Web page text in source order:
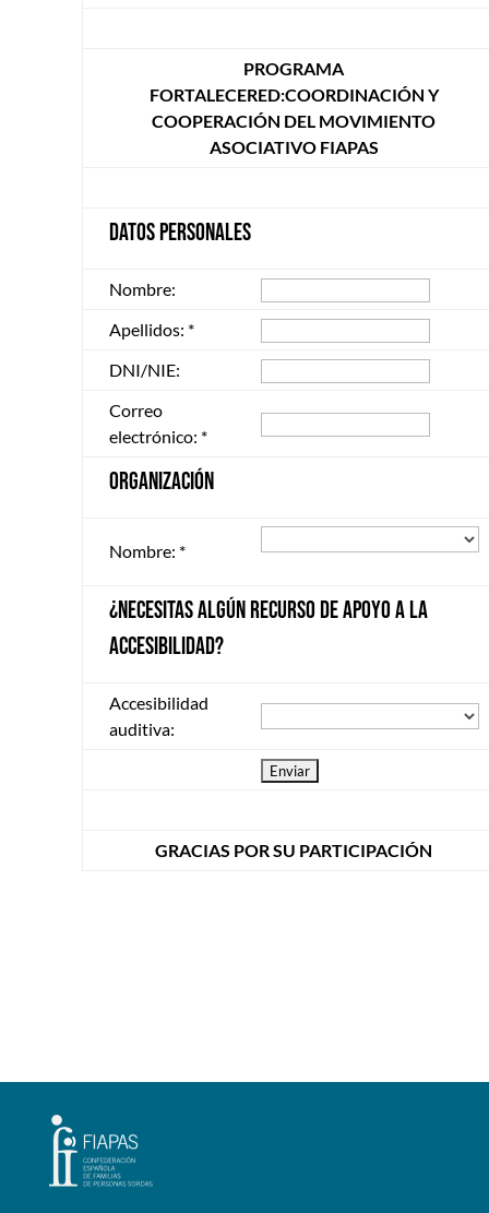
PROGRAMA
FORTALECERED:COORDINACIÓN Y
COOPERACIÓN DEL MOVIMIENTO
ASOCIATIVO FIAPAS
DATOS PERSONALES
Nombre:
Apellidos: *
DNI/NIE:
Correo
electrónico: *
ORGANIZACIÓN
Nombre: *
¿Necesitas algún recurso de apoyo a la
accesibilidad?
Accesibilidad
auditiva:
GRACIAS POR SU PARTICIPACIÓN